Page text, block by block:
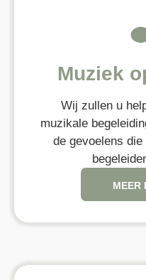
Muziek
Wij zullen u
muzikale
de gevoelens
MEER